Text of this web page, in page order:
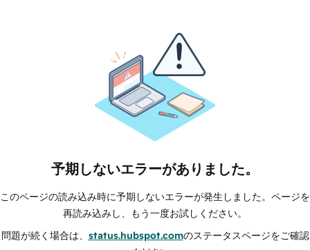
予期しないエラーがありました。
このページの読み込み時に予期しないエラーが発生しました。ページを
再読み込みし、もう一度お試しください。
問題が続く場合は、 status.hubspot.comのステータスページをご確認